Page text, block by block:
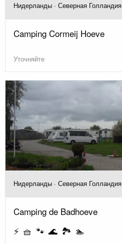
Нидерланды · Северная Голландия
Camping Cormeij Hoeve
Уточняйте
Нидерланды · Северная Голландия
Camping de Badhoeve
⚡ 🧺 🐾 🌊 🏞️ 🏊